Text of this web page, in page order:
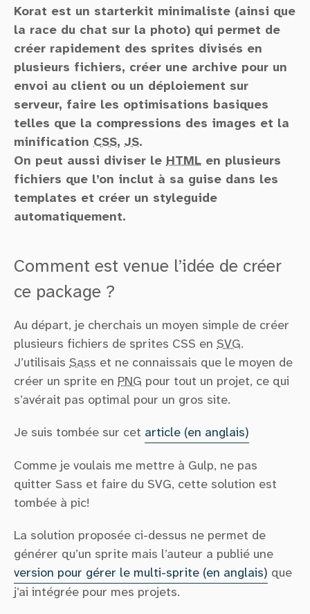
Korat est un starterkit minimaliste (ainsi que
la race du chat sur la photo) qui permet de
créer rapidement des sprites divisés en
plusieurs fichiers, créer une archive pour un
envoi au client ou un déploiement sur
serveur, faire les optimisations basiques
telles que la compressions des images et la
minification CSS, JS.
On peut aussi diviser le HTML en plusieurs
fichiers que l’on inclut à sa guise dans les
templates et créer un styleguide
automatiquement.
Comment est venue l’idée de créer
ce package ?
Au départ, je cherchais un moyen simple de créer
plusieurs fichiers de sprites CSS en SVG.
J’utilisais Sass et ne connaissais que le moyen de
créer un sprite en PNG pour tout un projet, ce qui
s’avérait pas optimal pour un gros site.
Je suis tombée sur cet article (en anglais)
Comme je voulais me mettre à Gulp, ne pas
quitter Sass et faire du SVG, cette solution est
tombée à pic!
La solution proposée ci-dessus ne permet de
générer qu’un sprite mais l’auteur a publié une
version pour gérer le multi-sprite (en anglais) que
j’ai intégrée pour mes projets.